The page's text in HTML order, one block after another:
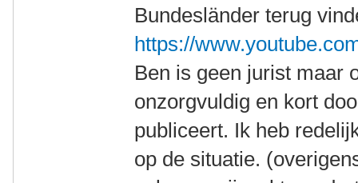
Bundesländer terug
https://
Ben is geen jurist maar
onzorgvuldig en kort
publiceert. Ik heb
op de situatie.